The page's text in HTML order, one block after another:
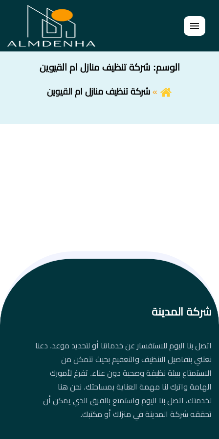
القائمة
الوسم: شركة تنظيف منازل ام القيوين
شركة تنظيف منازل ام القيوين
شركة المدينة
اتصل بنا اليوم للاستفسار عن خدماتنا أو لتحديد موعد. دعنا
نعتني بتفاصيل التنظيف والتعقيم بحيث تتمكن من
الاستمتاع ببيئة نظيفة وصحية دون عناء. تفرغ لأمورك
الهامة واترك لنا مهمة العناية بمساحتك. نحن هنا
لخدمتك، اتصل بنا اليوم واستمتع بالفرق الذي يمكن أن
تحققه شركة المدينة في منزلك أو مكتبك.